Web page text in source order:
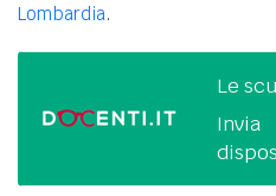
Lombardia.
Le